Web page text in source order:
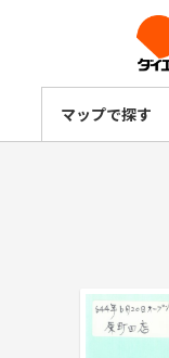
マップで探す